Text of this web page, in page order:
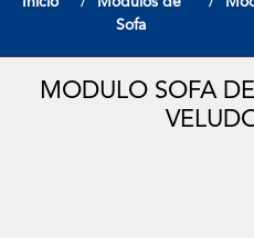
Sofa
MODULO SOFA